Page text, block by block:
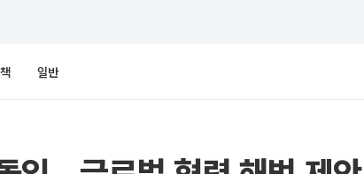
일반